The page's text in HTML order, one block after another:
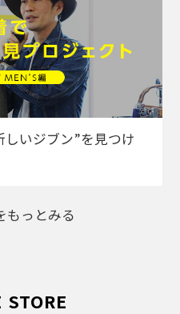
しいジブン”を見つけ
もっとみる